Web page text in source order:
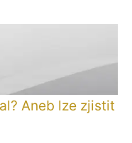
Aneb lze zjistit